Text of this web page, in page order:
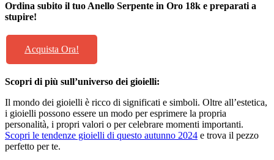
Ordina subito il tuo Anello Serpente in Oro 18k e preparati a
stupire!
Acquista Ora!
Scopri di più sull’universo dei gioielli:
Il mondo dei gioielli è ricco di significati e simboli. Oltre all’estetica,
i gioielli possono essere un modo per esprimere la propria
personalità, i propri valori o per celebrare momenti importanti.
Scopri le tendenze gioielli di questo autunno 2024 e trova il pezzo
perfetto per te.